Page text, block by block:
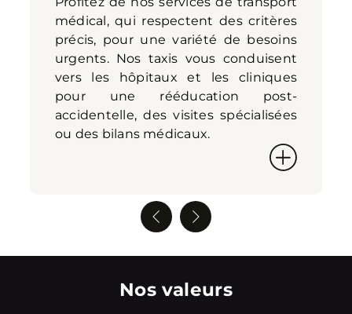
médical, qui respectent des critères
précis, pour une variété de besoins
urgents. Nos taxis vous conduisent
vers les hôpitaux et les cliniques
pour une rééducation post-
accidentelle, des visites spécialisées
ou des bilans médicaux.
PreviousNext
Nos valeurs